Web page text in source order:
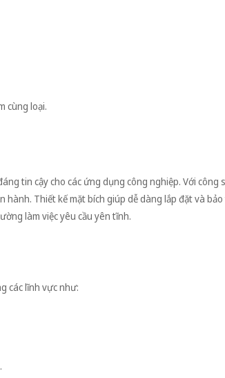
cùng loại.
tin cậy cho các ứng dụng công nghiệp. Với
Thiết kế mặt bích giúp dễ dàng lắp đặt và
làm việc yêu cầu yên tĩnh.
các lĩnh vực như: